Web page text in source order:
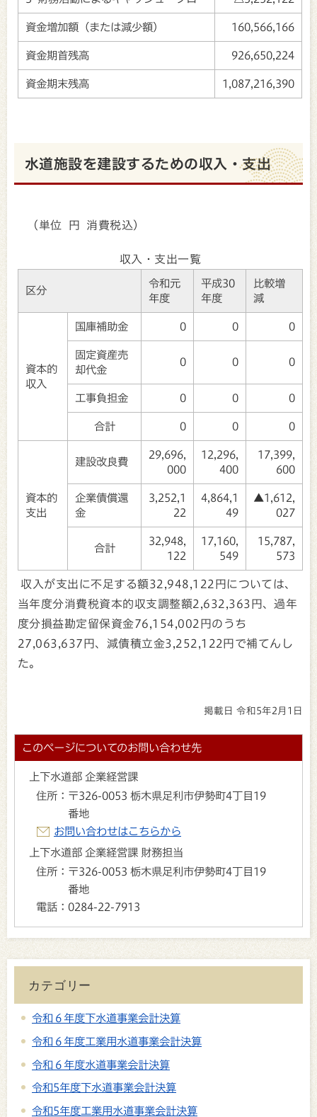
資金増加額（または減少額） 160,566,166
資金期首残高 926,650,224
資金期末残高 1,087,216,390
水道施設を建設するための収入・支出
（単位 円 消費税込）
収入・支出一覧
区分
令和元
年度
平成30
年度
比較増
減
資本的
収入
国庫補助金 0 0 0
固定資産売
却代金
0 0 0
工事負担金 0 0 0
合計 0 0 0
資本的
支出
建設改良費
29,696,
000
12,296,
400
17,399,
600
企業債償還
金
3,252,1
22
4,864,1
49
▲1,612,
027
合計
32,948,
122
17,160,
549
15,787,
573
収入が支出に不足する額32,948,122円については、
当年度分消費税資本的収支調整額2,632,363円、過年
度分損益勘定留保資金76,154,002円のうち
27,063,637円、減債積立金3,252,122円で補てんし
た。
掲載日 令和5年2月1日
このページについてのお問い合わせ先
上下水道部 企業経営課
住所： 〒326-0053 栃木県足利市伊勢町4丁目19
番地
お問い合わせはこちらから
上下水道部 企業経営課 財務担当
住所： 〒326-0053 栃木県足利市伊勢町4丁目19
番地
電話： 0284-22-7913
カテゴリー
令和６年度下水道事業会計決算
令和６年度工業用水道事業会計決算
令和６年度水道事業会計決算
令和5年度下水道事業会計決算
令和5年度工業用水道事業会計決算